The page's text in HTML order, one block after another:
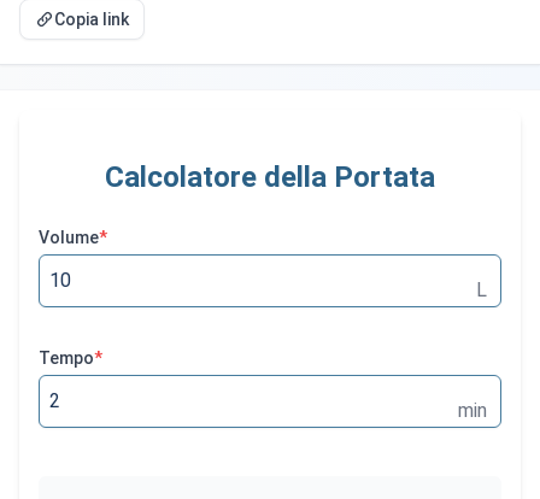
Copia link
Calcolatore della Portata
Volume*
L
Tempo*
min